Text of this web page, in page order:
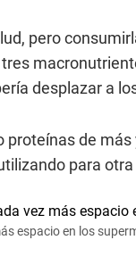
pero
desplazar a
de
para otra
espacio en los